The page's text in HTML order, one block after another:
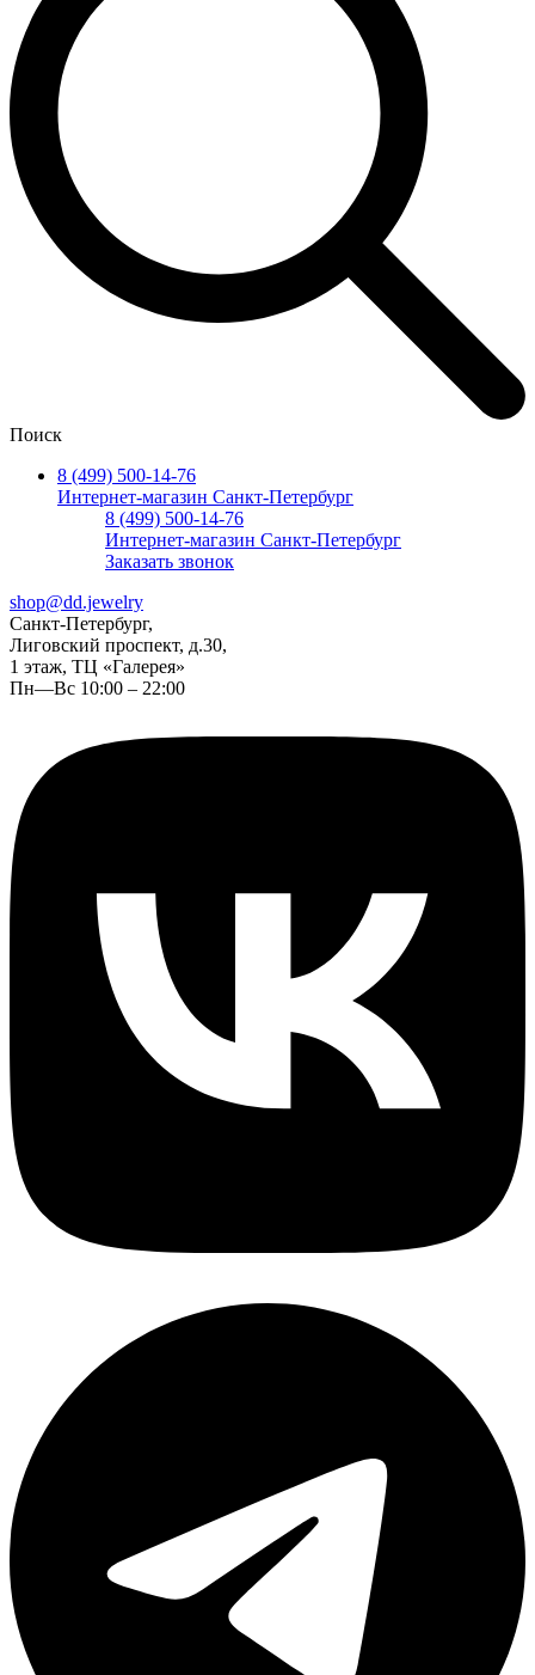
Поиск
8 (499) 500-14-76
Интернет-магазин Санкт-Петербург
8 (499) 500-14-76
Интернет-магазин Санкт-Петербург
Заказать звонок
shop@dd.jewelry
Санкт-Петербург,
Лиговский проспект, д.30,
1 этаж, ТЦ «Галерея»
Пн—Вс 10:00 – 22:00